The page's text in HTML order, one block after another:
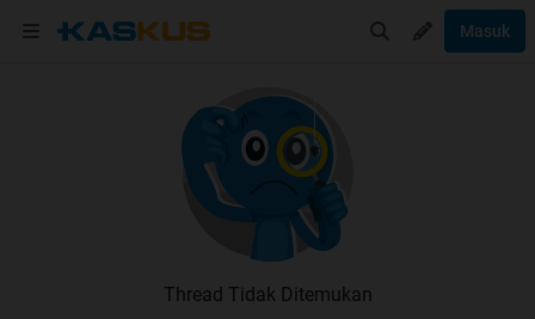
Masuk
Thread Tidak Ditemukan